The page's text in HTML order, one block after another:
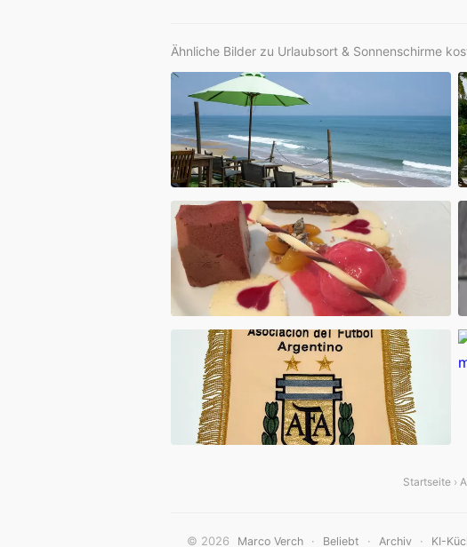
Ähnliche Bilder zu Urlaubsort & Sonnenschirme
Startseite›
© 2026 Marco Verch · Beliebt · Archiv · KI-